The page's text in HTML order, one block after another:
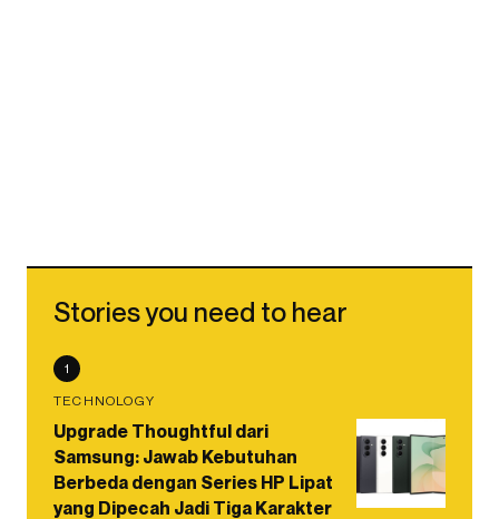
Stories you need to hear
1
TECHNOLOGY
Upgrade Thoughtful dari
Samsung: Jawab Kebutuhan
Berbeda dengan Series HP Lipat
yang Dipecah Jadi Tiga Karakter